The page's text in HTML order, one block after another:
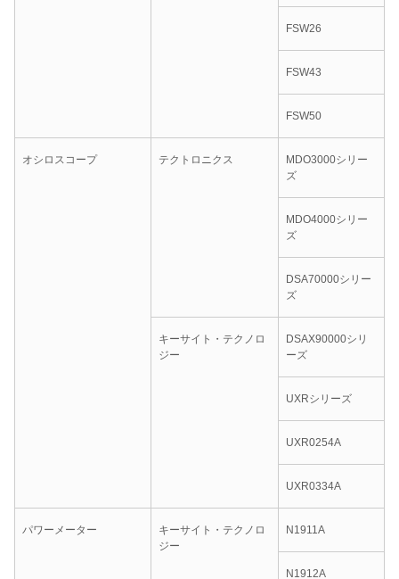
FSW26
FSW43
FSW50
オシロスコープ テクトロニクス
MDO3000シリー
ズ
MDO4000シリー
ズ
DSA70000シリー
ズ
キーサイト・テクノロ
ジー
DSAX90000シリ
ーズ
UXRシリーズ
UXR0254A
UXR0334A
パワーメーター
キーサイト・テクノロ
ジー
N1911A
N1912A